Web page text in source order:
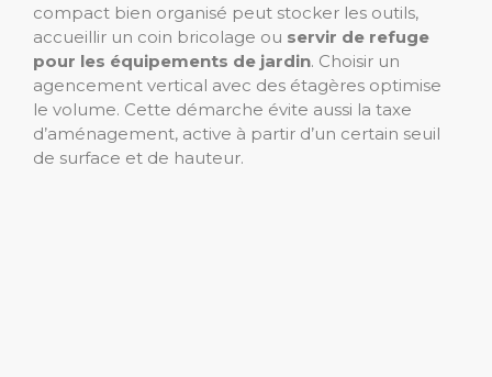
compact bien organisé peut stocker les outils,
accueillir un coin bricolage ou servir de refuge
pour les équipements de jardin. Choisir un
agencement vertical avec des étagères optimise
le volume. Cette démarche évite aussi la taxe
d’aménagement, active à partir d’un certain seuil
de surface et de hauteur.